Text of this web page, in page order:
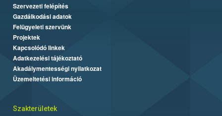
Szervezeti felépítés
Gazdálkodási adatok
Felügyeleti szervünk
Projektek
Kapcsolódó linkek
Adatkezelési tájékoztató
Akadálymentességi nyilatkozat
Üzemeltetési információ
Szakterületek